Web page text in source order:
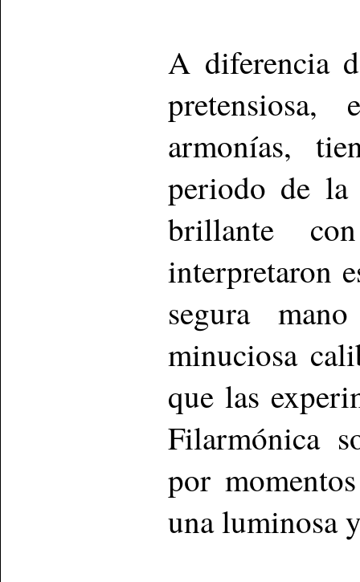
A diferencia
pretensiosa,
armonías,
periodo de
brillante
interpretaron
segura
minuciosa
que las
Filarmónica
por
una luminosa